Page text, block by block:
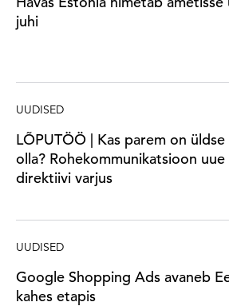
juhi
UUDISED
LÕPUTÖÖ | Kas parem on üldse
olla? Rohekommunikatsioon uue
direktiivi varjus
UUDISED
Google Shopping Ads avaneb
kahes etapis